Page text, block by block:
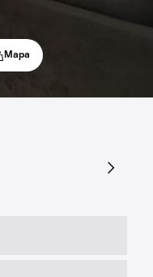
Mapa